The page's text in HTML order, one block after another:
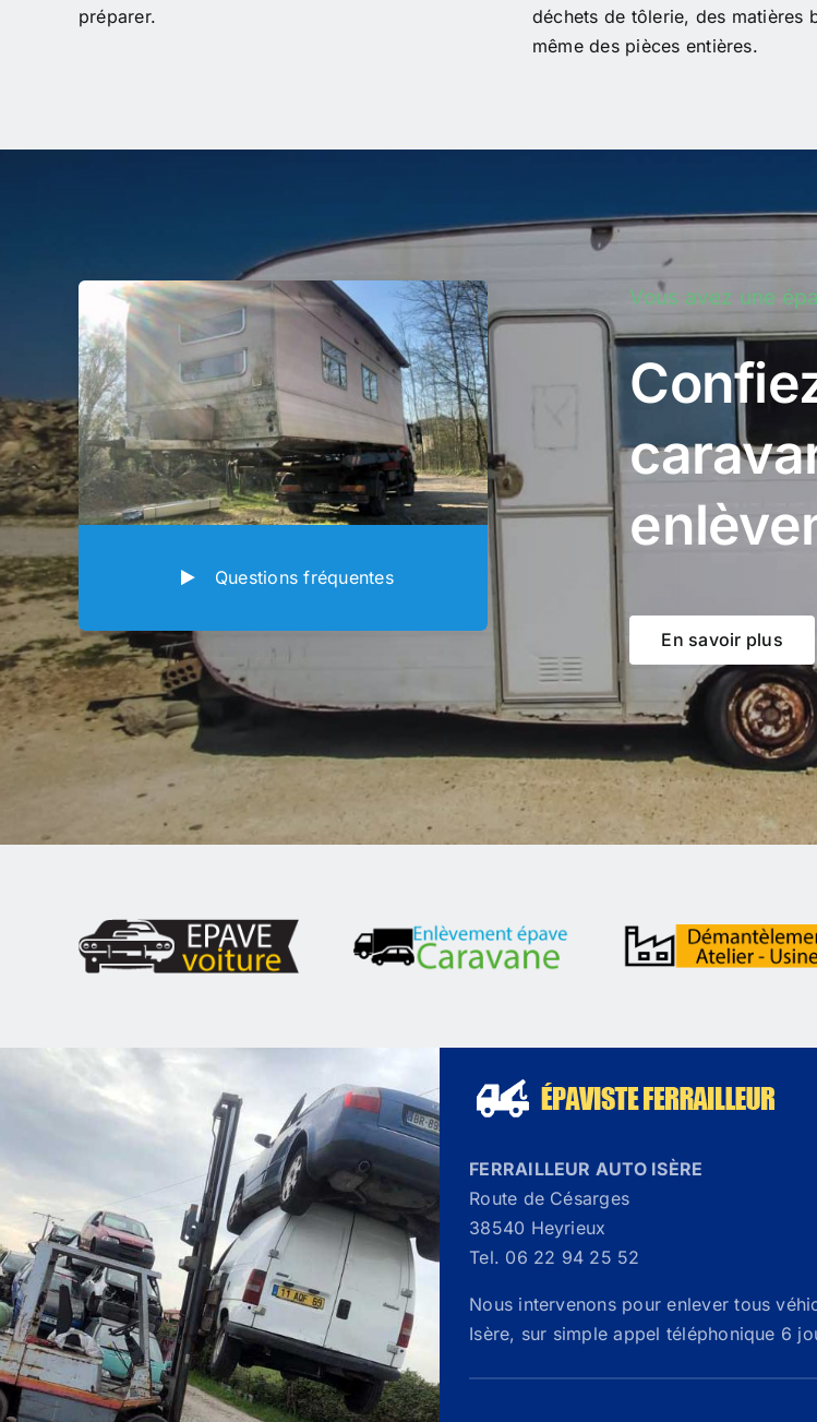
préparer.
déchets de tôlerie, des matières
même des pièces entières.
Questions fréquentes
Vous avez une
En savoir plus
FERRAILLEUR AUTO ISÈRE
Route de Césarges
38540 Heyrieux
Tel. 06 22 94 25 52
Nous intervenons pour enlever tous
Isère, sur simple appel téléphonique 6